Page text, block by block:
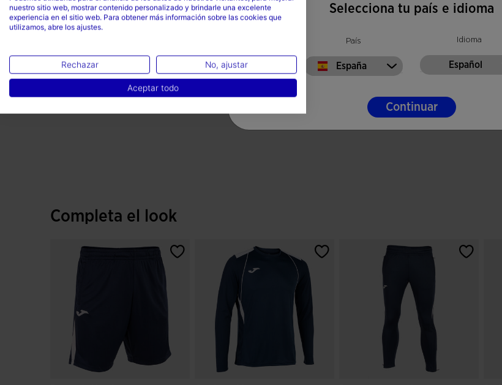
Completa el look
Selecciona tu país e idioma
País
España
Idioma
Español
Continuar
nuestro sitio web, mostrar contenido personalizado y brindarle una excelente
experiencia en el sitio web. Para obtener más información sobre las cookies que
utilizamos, abre los ajustes.
Rechazar No, ajustar
Aceptar todo